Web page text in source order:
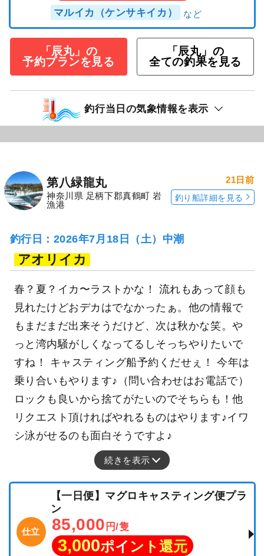
マルイカ（ケンサキイカ）
「辰丸」の
予約プランを見る
「辰丸」の
全ての釣果を見る
釣行当日の気象情報を表示
第八緑龍丸
神奈川県 足柄下郡真鶴町 岩
漁港
21日前
釣り船詳細を見る
釣行日：2026年7月18日（土）中潮
アオリイカ
春？夏？イカ〜ラストかな！ 流れもあって顔も
見れたけどおデカはでなかったぁ。他の情報で
もまだまだ出来そうだけど、次は秋かな笑。や
っと湾内騒がしくなってるしそっちやりたいで
すね！ キャスティング船予約くだせぇ！ 今年は
乗り合いもやります♪（問い合わせはお電話で）
ロックも良いから捨てがたいのでそちらも！他
リクエスト頂ければやれるものはやります♪イワ
シ泳がせるのも面白そうですよ♪
続きを表示
仕立
【一日便】マグロキャスティング便プラ
ン
85,000 円/隻
3,000ポイント還元